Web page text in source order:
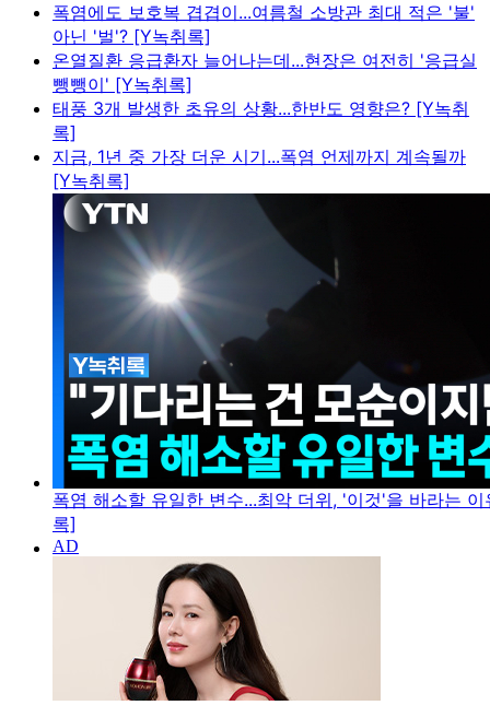
폭염에도 보호복 겹겹이...여름철 소방관 최대 적은 '불'
아닌 '벌'? [Y녹취록]
온열질환 응급환자 늘어나는데...현장은 여전히 '응급실
뺑뺑이' [Y녹취록]
태풍 3개 발생한 초유의 상황...한반도 영향은? [Y녹취
록]
지금, 1년 중 가장 더운 시기...폭염 언제까지 계속될까
[Y녹취록]
폭염 해소할 유일한 변수...최악 더위, '이것'을 바라는
록]